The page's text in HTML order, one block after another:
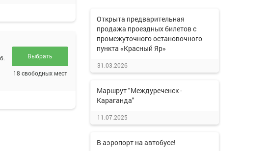
Выбрать
18 свободных мест
Открыта предварительная
продажа проездных билетов с
промежуточного остановочного
пункта «Красный Яр»
31.03.2026
Маршрут "Междуреченск -
Караганда"
11.07.2025
В аэропорт на автобусе!